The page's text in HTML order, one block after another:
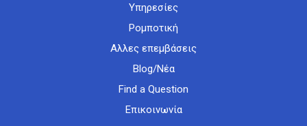
Υπηρεσίες
Ρομποτική
Αλλες επεμβάσεις
Blog/Νέα
Find a Question
Επικοινωνία